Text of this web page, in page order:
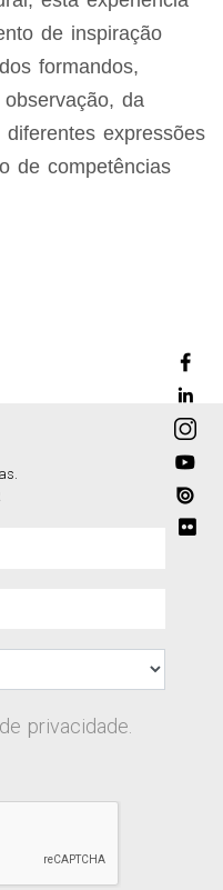
de inspiração
formandos,
da
expressões
de competências
privacidade